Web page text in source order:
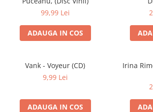
99,99 Lei
ADAUGA IN COS
Vank - Voyeur (CD)
9,99 Lei
ADAUGA IN COS
Irina